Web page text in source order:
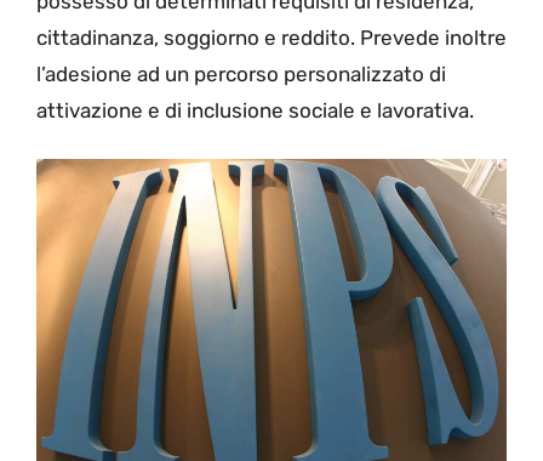
cittadinanza, soggiorno e reddito. Prevede inoltre
l’adesione ad un percorso personalizzato di
attivazione e di inclusione sociale e lavorativa.